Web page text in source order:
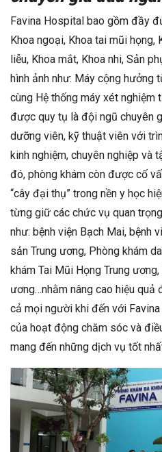
Favina Hospital bao gồm đầy
Khoa ngoại, Khoa tai mũi họng,
liễu, Khoa mắt, Khoa nhi, Sản
hình ảnh như: Máy cộng hưởng
cùng Hệ thống máy xét
được quy tụ là đội ngũ chuyên
dưỡng viên, kỹ thuật viên với
kinh nghiệm, chuyên nghiệp và
đó, phòng khám còn được cố
“cây đại thụ” trong nền y học
từng giữ các chức vụ quan
như: bệnh viện Bạch Mai, bệnh
sản Trung ương, Phòng khám
khám Tai Mũi Họng Trung
ương…nhằm nâng cao hiệu quả
cả mọi người khi đến với
của hoạt động chăm sóc và
mang đến những dịch vụ tốt